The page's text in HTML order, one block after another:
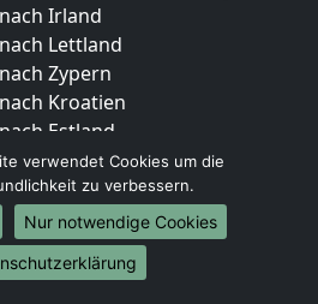
Irland
Lettland
Zypern
Kroatien
Estland
Finnland
Frankreich
Griechenland
Italien
Liechtenstein
verwendet Cookies um die
zu verbessern.
Nur notwendige Cookies